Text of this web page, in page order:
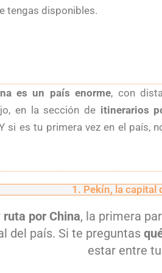
tengas disponibles.
es un país enorme, con
en la sección de itinerarios
si es tu primera vez en el país,
1. Pekín, la capital
ruta por China, la primera
del país. Si te preguntas
estar entre